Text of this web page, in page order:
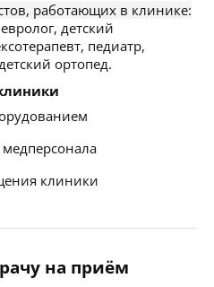
работающих в клинике:
детский
педиатр,
ортопед.
клиники
на приём